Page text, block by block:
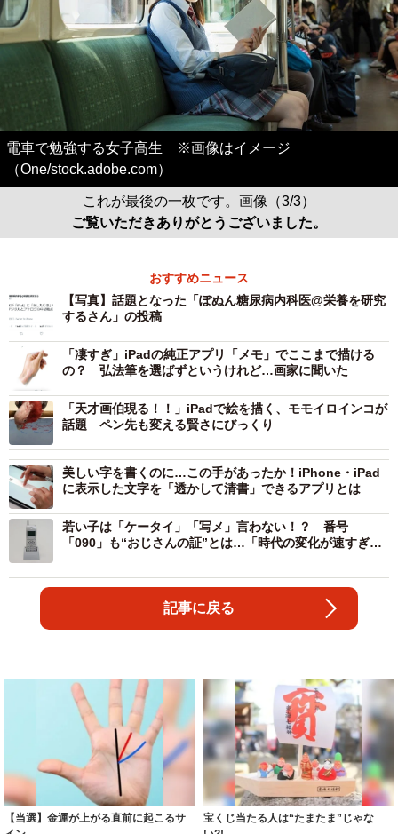
電車で勉強する女子高生 ※画像はイメージ
（One/stock.adobe.com）
これが最後の一枚です。画像（3/3）
ご覧いただきありがとうございました。
おすすめニュース
【写真】話題となった「ぽぬん糖尿病内科医@栄養を研究
するさん」の投稿
「凄すぎ」iPadの純正アプリ「メモ」でここまで描ける
の？ 弘法筆を選ばずというけれど…画家に聞いた
「天才画伯現る！！」iPadで絵を描く、モモイロインコが
話題 ペン先も変える賢さにびっくり
美しい字を書くのに…この手があったか！iPhone・iPad
に表示した文字を「透かして清書」できるアプリとは
若い子は「ケータイ」「写メ」言わない！？ 番号
「090」も“おじさんの証”とは…「時代の変化が速すぎ
記事に戻る
【当選】金運が上がる直前に起こるサ
宝くじ当たる人は“たまたま”じゃな